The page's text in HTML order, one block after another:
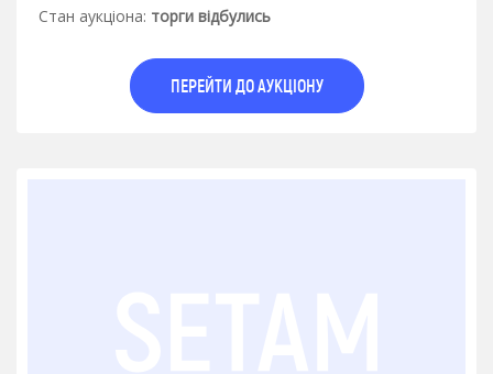
Стан аукцiона: торги відбулись
ПЕРЕЙТИ ДО АУКЦІОНУ